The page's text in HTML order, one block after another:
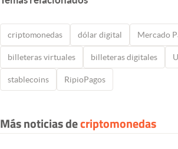
criptomonedas dólar digital Mercado
billeteras virtuales billeteras digitales
stablecoins RipioPagos
Más noticias decriptomonedas